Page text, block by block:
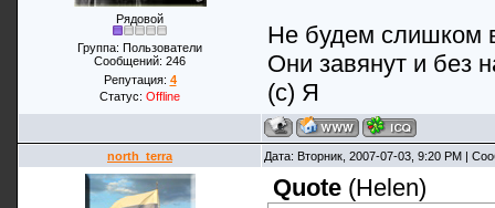
Рядовой
Группа: Пользователи
Сообщений: 246
Репутация: 4
Статус: Offline
Не будем слишком
Они завянут и без
(с) Я
north_terra Дата: Вторник, 2007-07-03, 9:20 PM |
Quote (Helen)